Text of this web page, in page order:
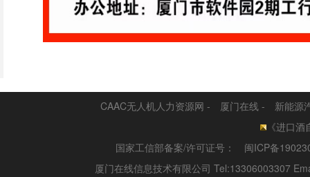
CAAC无人机人力资源网 - 厦门在线 -
新能源
《进口酒
国家工信部备案/许可证号：
闽ICP备
厦门在线信息技术有限公司 Tel:13306003307